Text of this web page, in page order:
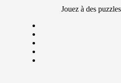
Jouez à des